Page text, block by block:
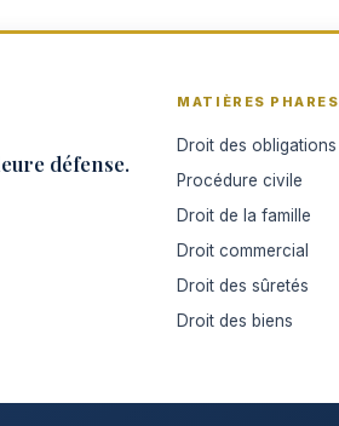
défense.
MATIÈRES PHARES
Droit des obligations
Procédure civile
Droit de la famille
Droit commercial
Droit des sûretés
Droit des biens